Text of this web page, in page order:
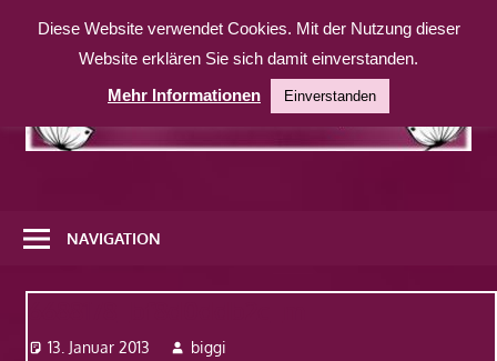
Inhalt
weitere
Website
NAVIGATION
13. Januar 2013 biggi
Diese Website verwendet Cookies. Mit der Nutzung dieser
Website erklären Sie sich damit einverstanden.
Mehr Informationen
Einverstanden